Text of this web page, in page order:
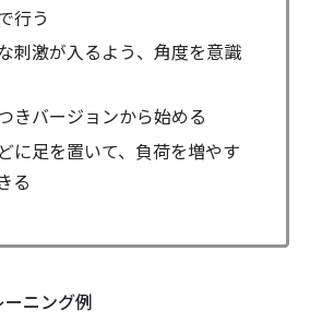
行う
刺激が入るよう、角度を意識
きバージョンから始める
に足を置いて、負荷を増やす
る
ニング例